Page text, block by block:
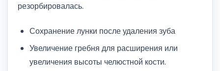
резорбировалась.
Сохранение лунки после удаления зуба
Увеличение гребня для расширения или
увеличения высоты челюстной кости.